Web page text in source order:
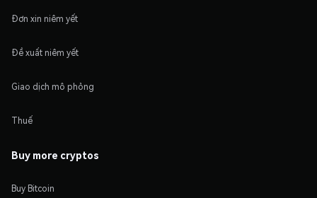
Đơn xin niêm yết
Đề xuất niêm yết
Giao dịch mô phỏng
Thuế
Buy more cryptos
Buy Bitcoin